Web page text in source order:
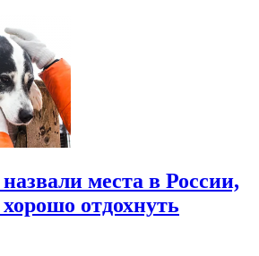
места в России,
отдохнуть